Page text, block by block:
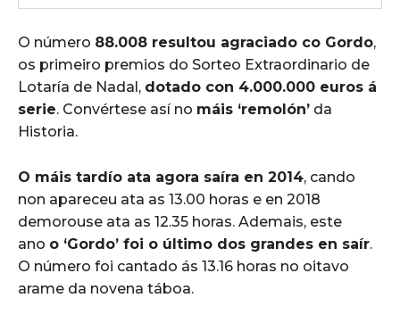
O número 88.008 resultou agraciado co Gordo,
os primeiro premios do Sorteo Extraordinario de
Lotaría de Nadal, dotado con 4.000.000 euros á
serie. Convértese así no máis ‘remolón’ da
Historia.
O máis tardío ata agora saíra en 2014, cando
non apareceu ata as 13.00 horas e en 2018
demorouse ata as 12.35 horas. Ademais, este
ano o ‘Gordo’ foi o último dos grandes en saír.
O número foi cantado ás 13.16 horas no oitavo
arame da novena táboa.